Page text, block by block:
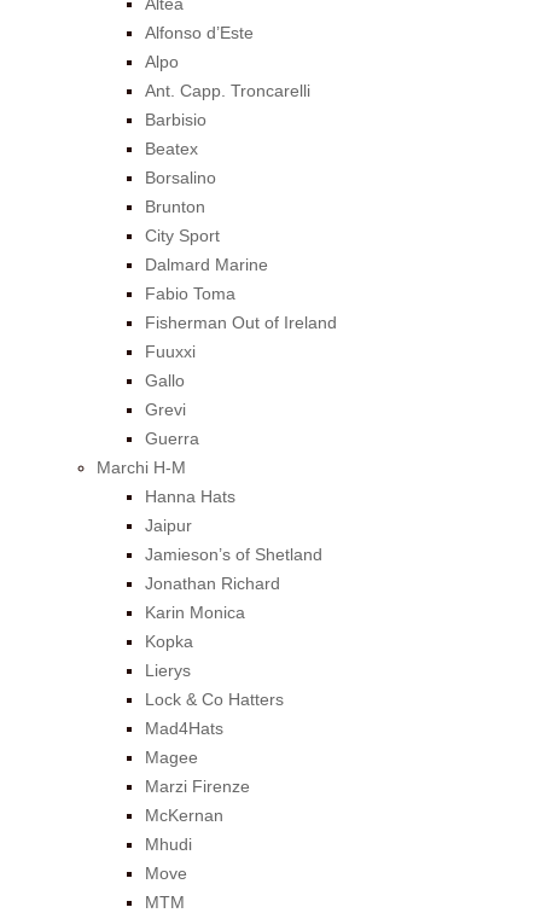
Alfonso d’Este
Alpo
Ant. Capp. Troncarelli
Barbisio
Beatex
Borsalino
Brunton
City Sport
Dalmard Marine
Fabio Toma
Fisherman Out of Ireland
Fuuxxi
Gallo
Grevi
Guerra
Marchi H-M
Hanna Hats
Jaipur
Jamieson’s of Shetland
Jonathan Richard
Karin Monica
Kopka
Lierys
Lock & Co Hatters
Mad4Hats
Magee
Marzi Firenze
McKernan
Mhudi
Move
MTM